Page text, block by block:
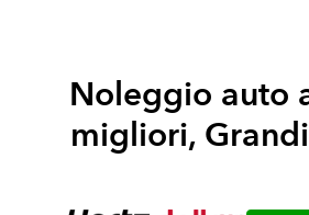
Noleggio auto
migliori,